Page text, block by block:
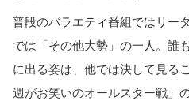
普段のバラエティ番組ではリー
では「その他大勢」の一人。誰
に出る姿は、他では決して見る
週がお笑いのオールスター戦」